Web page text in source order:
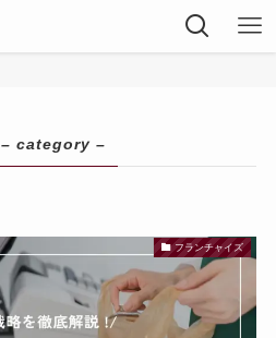
– category –
フランチャイズ